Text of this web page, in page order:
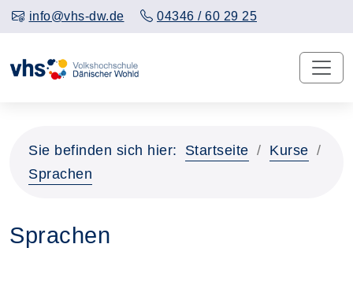
info@vhs-dw.de 04346 / 60 29 25
Sie befinden sich hier: Startseite
Kurse
Sprachen
Sprachen